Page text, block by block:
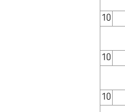
10
10
10